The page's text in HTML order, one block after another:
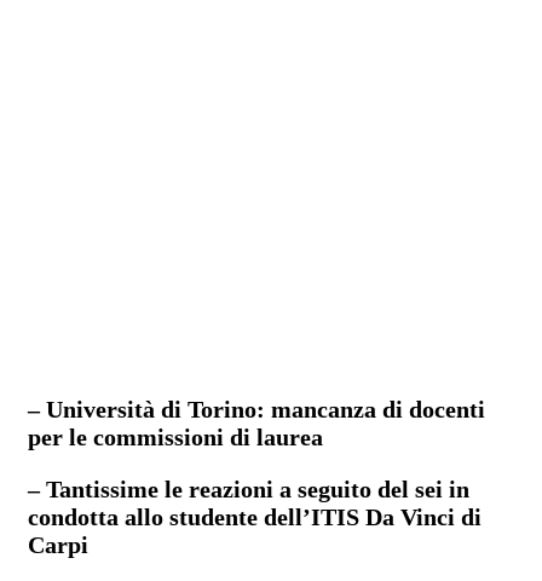
– Università di Torino: mancanza di docenti
per le commissioni di laurea
– Tantissime le reazioni a seguito del sei in
condotta allo studente dell’ITIS Da Vinci di
Carpi